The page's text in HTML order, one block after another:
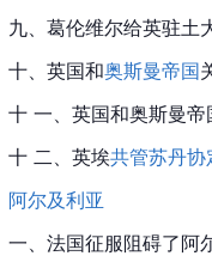
九、葛伦维尔给英驻土
十、英国和奥斯曼帝国
十 一、英国和奥斯曼
十 二、英埃共管苏丹协
阿尔及利亚
一、法国征服阻碍了阿